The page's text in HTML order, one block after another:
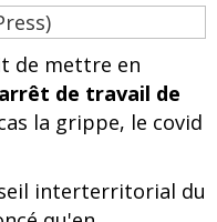
de mettre en
de travail de
la grippe, le covid
interterritorial du